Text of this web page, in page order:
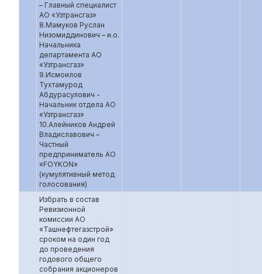
– Главный специалист
АО «Узтрансгаз»
8.Мамуков Руслан
Низомиддинович – и.о.
Начальника
департамента АО
«Узтрансгаз»
9.Исмоилов
Тухтамурод
Абдурасулович -
Начальник отдела АО
«Узтрансгаз»
10.Алейников Андрей
Владиславович –
Частный
предприниматель АО
«FOYKON»
(кумулятивный метод
голосования)
Избрать в состав
Ревизионной
комиссии АО
«Ташнефтегазстрой»
сроком на один год
до проведения
годового общего
собрания акционеров